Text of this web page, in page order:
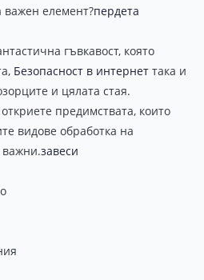
важен елемент?пердета
гъвкавост, която
Безопасност в интернет така и
и цялата стая.
предимствата, които
видове обработка на
важни.завеси